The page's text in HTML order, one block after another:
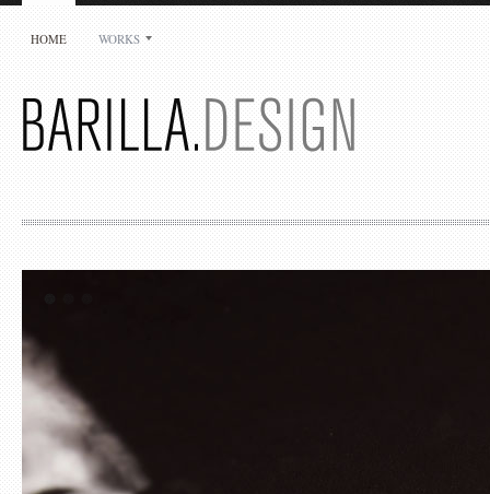
29 rue Auguste Delaune
94800 Villejuif
France
HOME WORKS